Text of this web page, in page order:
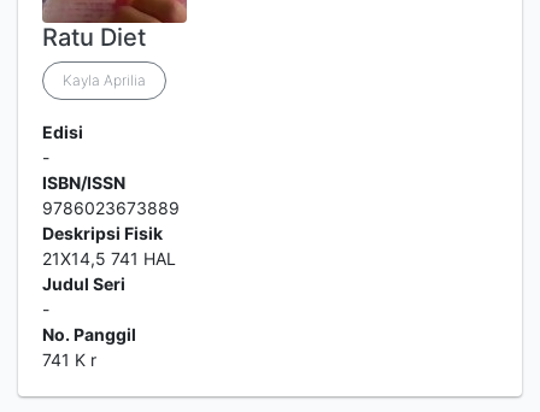
Ratu Diet
Kayla Aprilia
Edisi
-
ISBN/ISSN
9786023673889
Deskripsi Fisik
21X14,5 741 HAL
Judul Seri
-
No. Panggil
741 K r